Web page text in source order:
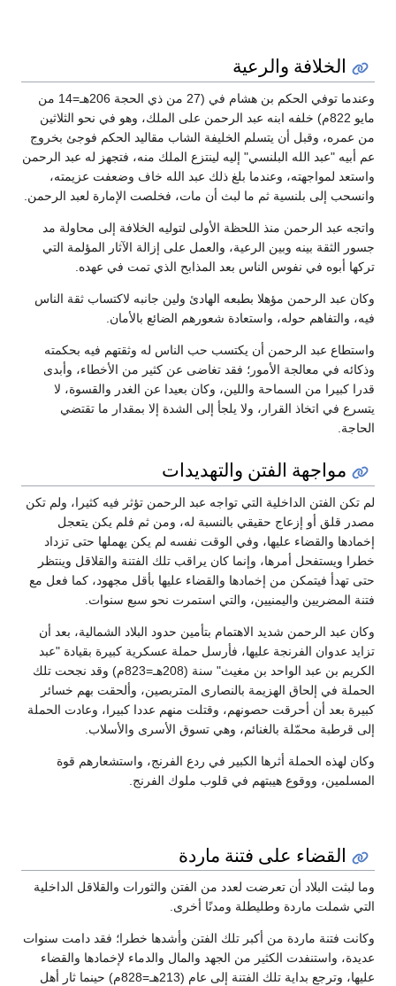
الخلافة والرعية
وعندما توفي الحكم بن هشام في (27 من ذي الحجة 206هـ=14 من
مايو 822م) خلفه ابنه عبد الرحمن على الملك، وهو في نحو الثلاثين
من عمره، وقبل أن يتسلم الخليفة الشاب مقاليد الحكم فوجئ بخروج
عم أبيه "عبد الله البلنسي" إليه لينتزع الملك منه، فتجهز له عبد الرحمن
واستعد لمواجهته، وعندما بلغ ذلك عبد الله خاف وضعفت عزيمته،
وانسحب إلى بلنسية ثم ما لبث أن مات، فخلصت الإمارة لعبد الرحمن.
واتجه عبد الرحمن منذ اللحظة الأولى لتوليه الخلافة إلى محاولة مد
جسور الثقة بينه وبين الرعية، والعمل على إزالة الآثار المؤلمة التي
تركها أبوه في نفوس الناس بعد المذابح الذي تمت في عهده.
وكان عبد الرحمن مؤهلا بطبعه الهادئ ولين جانبه لاكتساب ثقة الناس
فيه، والتفاهم حوله، واستعادة شعورهم الضائع بالأمان.
واستطاع عبد الرحمن أن يكتسب حب الناس له وثقتهم فيه بحكمته
وذكائه في معالجة الأمور؛ فقد تغاضى عن كثير من الأخطاء، وأبدى
قدرا كبيرا من السماحة واللين، وكان بعيدا عن الغدر والقسوة، لا
يتسرع في اتخاذ القرار، ولا يلجأ إلى الشدة إلا بمقدار ما تقتضي
الحاجة.
مواجهة الفتن والتهديدات
لم تكن الفتن الداخلية التي تواجه عبد الرحمن تؤثر فيه كثيرا، ولم تكن
مصدر قلق أو إزعاج حقيقي بالنسبة له، ومن ثم فلم يكن يتعجل
إخمادها والقضاء عليها، وفي الوقت نفسه لم يكن يهملها حتى تزداد
خطرا ويستفحل أمرها، وإنما كان يراقب تلك الفتنة والقلاقل وينتظر
حتى تهدأ فيتمكن من إخمادها والقضاء عليها بأقل مجهود، كما فعل مع
فتنة المضريين واليمنيين، والتي استمرت نحو سبع سنوات.
وكان عبد الرحمن شديد الاهتمام بتأمين حدود البلاد الشمالية، بعد أن
تزايد عدوان الفرنجة عليها، فأرسل حملة عسكرية كبيرة بقيادة "عبد
الكريم بن عبد الواحد بن مغيث" سنة (208هـ=823م) وقد نجحت تلك
الحملة في إلحاق الهزيمة بالنصارى المتربصين، وألحقت بهم خسائر
كبيرة بعد أن أحرقت حصونهم، وقتلت منهم عددا كبيرا، وعادت الحملة
إلى قرطبة محمّلة بالغنائم، وهي تسوق الأسرى والأسلاب.
وكان لهذه الحملة أثرها الكبير في ردع الفرنج، واستشعارهم قوة
المسلمين، ووقوع هيبتهم في قلوب ملوك الفرنج.
القضاء على فتنة ماردة
وما لبثت البلاد أن تعرضت لعدد من الفتن والثورات والقلاقل الداخلية
التي شملت ماردة وطليطلة ومدنًا أخرى.
وكانت فتنة ماردة من أكبر تلك الفتن وأشدها خطرا؛ فقد دامت سنوات
عديدة، واستنفدت الكثير من الجهد والمال والدماء لإخمادها والقضاء
عليها، وترجع بداية تلك الفتنة إلى عام (213هـ=828م) حينما ثار أهل